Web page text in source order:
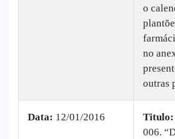
o
no
outras
Data: 12/01/2016 Titulo:
006.